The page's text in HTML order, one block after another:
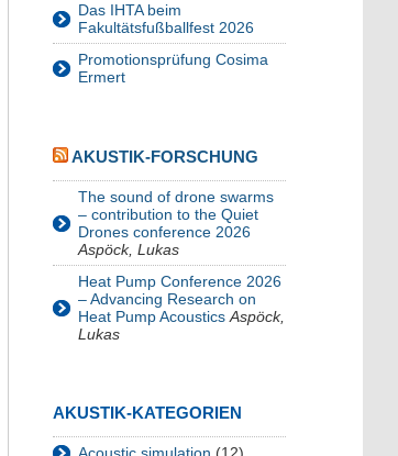
Das IHTA beim
Fakultätsfußballfest 2026
Promotionsprüfung Cosima
Ermert
AKUSTIK-FORSCHUNG
The sound of drone swarms
– contribution to the Quiet
Drones conference 2026
Aspöck, Lukas
Heat Pump Conference 2026
– Advancing Research on
Heat Pump Acoustics Aspöck,
Lukas
AKUSTIK-KATEGORIEN